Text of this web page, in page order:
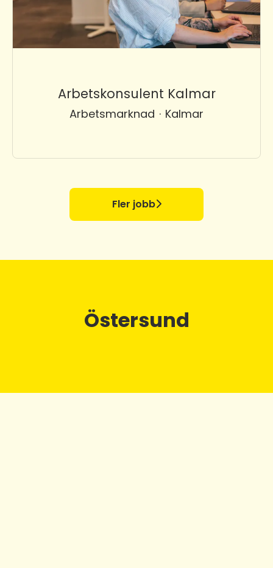
Arbetskonsulent Kalmar
Arbetsmarknad · Kalmar
Fler jobb
Östersund